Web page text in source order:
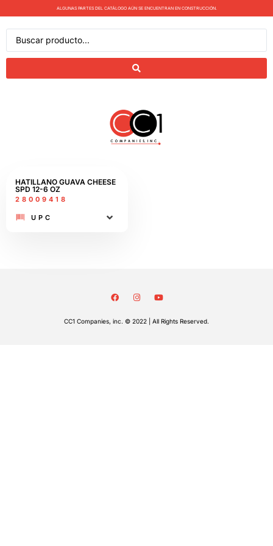
ALGUNAS PARTES DEL CATÁLOGO AÚN SE ENCUENTRAN EN CONSTRUCCIÓN.
HATILLANO GUAVA CHEESE
SPD 12-6 OZ
28009418
UPC
CC1 Companies, inc. © 2022 | All Rights Reserved.